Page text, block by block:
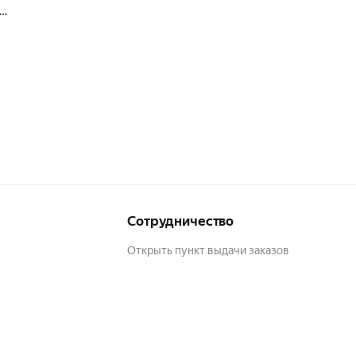
Сотрудничество
Открыть пункт выдачи заказов